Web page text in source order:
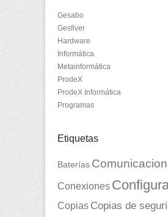
Gesabo
Gesfiver
Hardware
Informática
Metainformática
ProdeX
ProdeX Informática
Programas
Etiquetas
Baterías
Conexiones
Copias Copias de